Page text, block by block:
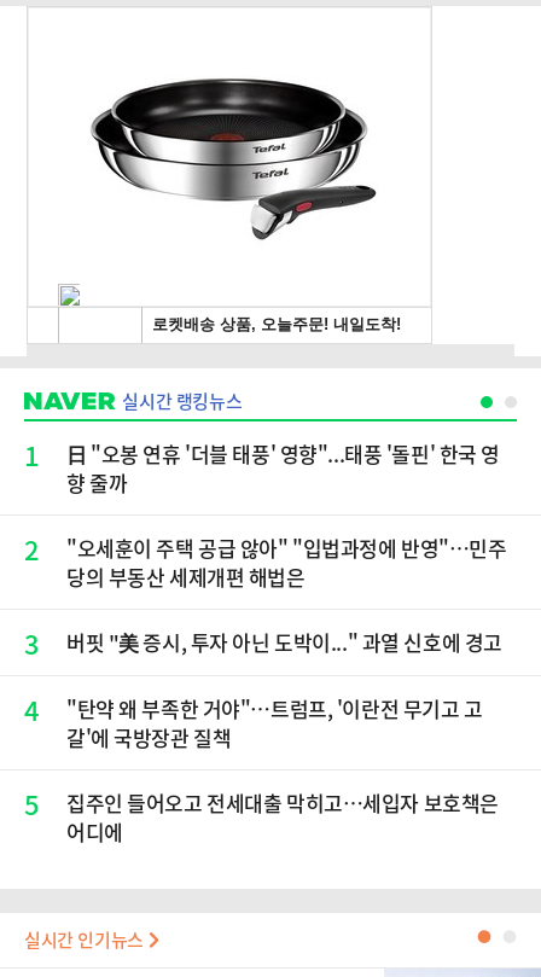
실시간 랭킹뉴스
1
日 "오봉 연휴 '더블 태풍' 영향"...태풍 '돌핀' 한국 영
향 줄까
2
"오세훈이 주택 공급 않아" "입법과정에 반영"…민주
당의 부동산 세제개편 해법은
3 버핏 "美 증시, 투자 아닌 도박이..." 과열 신호에 경고
4
"탄약 왜 부족한 거야"…트럼프, '이란전 무기고 고
갈'에 국방장관 질책
5
집주인 들어오고 전세대출 막히고…세입자 보호책은
어디에
실시간 인기뉴스 ●